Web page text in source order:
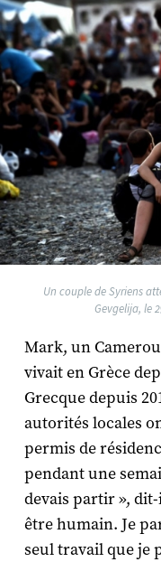
Un couple de Syriens
Gevgelija, le
Mark, un
vivait en Grèce
Grecque depuis
autorités locales
permis de
pendant une
devais partir »,
être humain. Je
seul travail que je